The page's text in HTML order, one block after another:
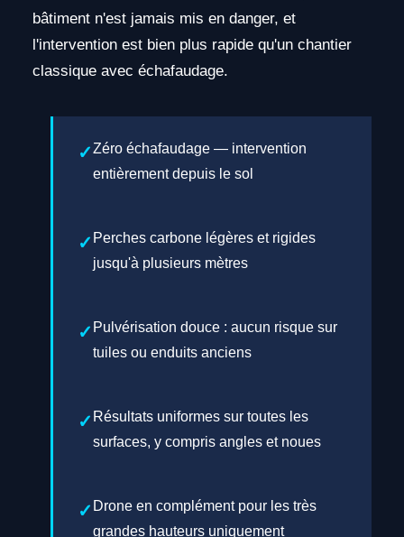
bâtiment n'est jamais mis en danger, et
l'intervention est bien plus rapide qu'un chantier
classique avec échafaudage.
Zéro échafaudage — intervention
entièrement depuis le sol
Perches carbone légères et rigides
jusqu'à plusieurs mètres
Pulvérisation douce : aucun risque sur
tuiles ou enduits anciens
Résultats uniformes sur toutes les
surfaces, y compris angles et noues
Drone en complément pour les très
grandes hauteurs uniquement